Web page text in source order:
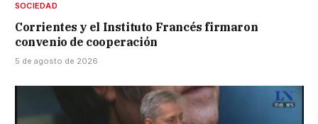
SOCIEDAD
Corrientes y el Instituto Francés firmaron
convenio de cooperación
5 de agosto de 2026